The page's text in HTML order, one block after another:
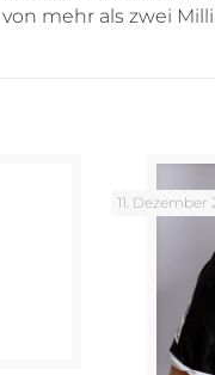
mehr als zwei
11. Dezember